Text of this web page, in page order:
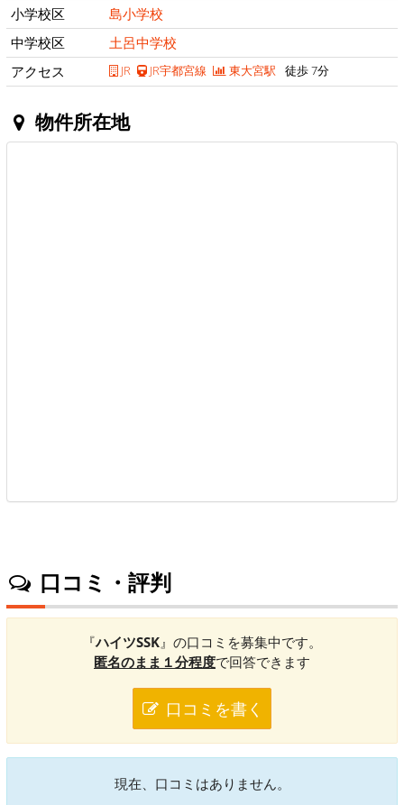
小学校区
島小学校
中学校区
土呂中学校
アクセス
JR JR宇都宮線 東大宮駅 徒歩 7分
物件所在地
口コミ・評判
『ハイツSSK 』の口コミを募集中です。
匿名のまま１分程度で回答できます
口コミを書く
現在、口コミはありません。